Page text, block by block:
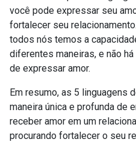
você pode expressar seu
fortalecer seu
todos nós temos a
diferentes maneiras, e não
de expressar amor.
Em resumo, as 5 linguagens
maneira única e profunda de
receber amor em um
procurando fortalecer o seu